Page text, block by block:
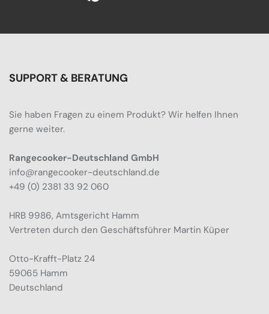
SUPPORT & BERATUNG
Sie haben Fragen zu einem Produkt? Wir helfen Ihnen
gerne weiter.
Rangecooker-Deutschland GmbH
info@rangecooker-deutschland.de
+49 (0) 2381 33 92 060
HRB 9986, Amtsgericht Hamm
Vertreten durch den Geschäftsführer Martin Küper
Otto-Krafft-Platz 24
59065 Hamm
Deutschland